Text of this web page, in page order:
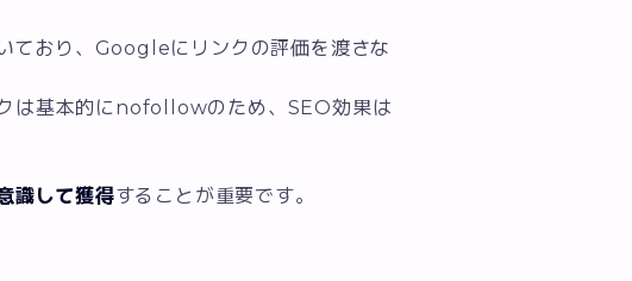
ており、Googleにリンクの評価を渡さな
基本的にnofollowのため、SEO効果は
して獲得することが重要です。